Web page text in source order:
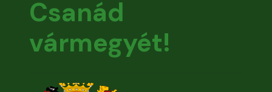
Csanád
vármegyét!